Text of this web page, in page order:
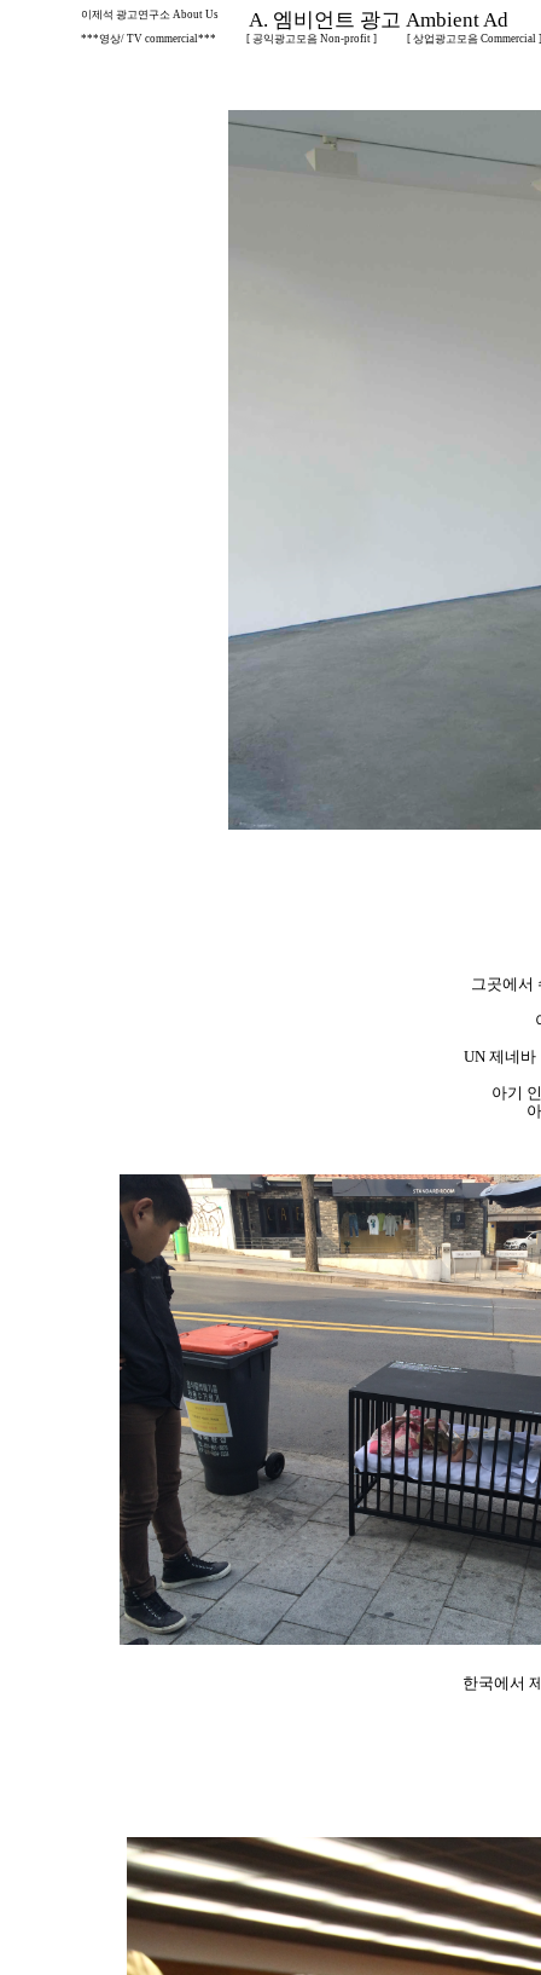
이제석 광고연구소 About Us A. 엠비언트 광고 Ambient Ad
***영상/ TV commercial*** [ 공익광고모음 Non-profit ] [ 상업광고모음 Commercial ]
그곳에서
UN 제네바
아기
한국에서